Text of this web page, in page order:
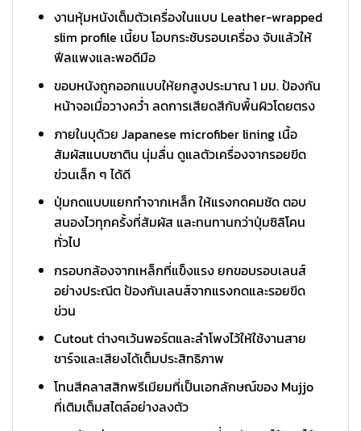
งานหุ้มหนังเต็มตัวเครื่องในแบบ Leather-wrapped
slim profile เนี้ยบ โอบกระชับรอบเครื่อง จับแล้วให้
ฟีลแพงและพอดีมือ
ขอบหนังถูกออกแบบให้ยกสูงประมาณ 1 มม. ป้องกัน
หน้าจอเมื่อวางคว่ำ ลดการเสียดสีกับพื้นผิวโดยตรง
ภายในบุด้วย Japanese microfiber lining เนื้อ
สัมผัสแบบซาติน นุ่มลื่น ดูแลตัวเครื่องจากรอยขีด
ข่วนเล็ก ๆ ได้ดี
ปุ่มกดแบบแยกทำจากเหล็ก ให้แรงกดคมชัด ตอบ
สนองไวทุกครั้งที่สัมผัส และทนทานกว่าปุ่มซิลิโคน
ทั่วไป
กรอบกล้องจากเหล็กที่แข็งแรง ยกขอบรอบเลนส์
อย่างประณีต ป้องกันเลนส์จากแรงกดและรอยขีด
ข่วน
Cutout ต่างๆเว้นพอร์ตและลำโพงไว้ให้ใช้งานสาย
ชาร์จและเสียงได้เต็มประสิทธิภาพ
โทนสีคลาสสิกพรีเมียมที่เป็นเอกลักษณ์ของ Mujjo
ที่เติมเต็มสไตล์อย่างลงตัว